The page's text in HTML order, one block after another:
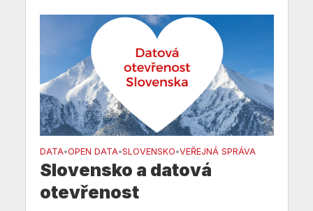
DATA•OPEN DATA•SLOVENSKO•VEŘEJNÁ SPRÁVA
Slovensko a datová
otevřenost